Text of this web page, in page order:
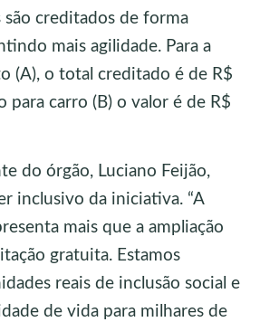
são creditados de forma
mais agilidade. Para a
(A), o total creditado é de R$
para carro (B) o valor é de R$
do órgão, Luciano Feijão,
inclusivo da iniciativa. “A
mais que a ampliação
gratuita. Estamos
reais de inclusão social e
de vida para milhares de